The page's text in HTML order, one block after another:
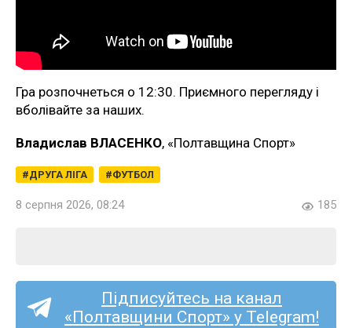
Гра розпочнеться о 12:30. Приємного перегляду і
вболівайте за наших.
Владислав ВЛАСЕНКО, «Полтавщина Спорт»
ДРУГА ЛІГА ФУТБОЛ
8 серпня 2026, 08:24 185
Підписуйтесь на канал
«Полтавщини Спорт» у Telegram!